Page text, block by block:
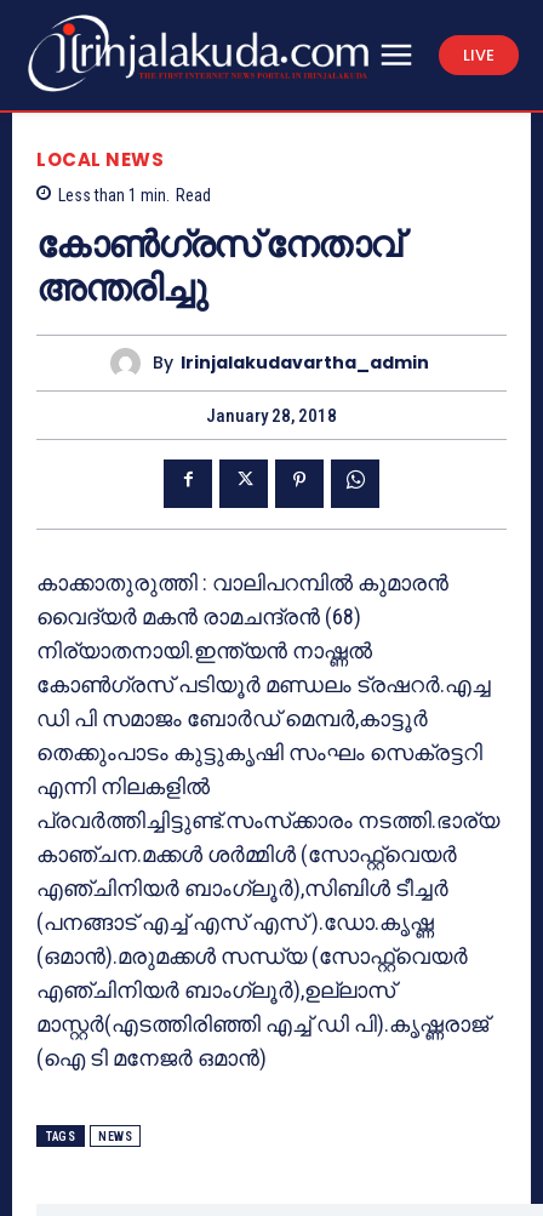
LIVE
LOCAL NEWS
Less than 1 min. Read
കോണ്‍ഗ്രസ് നേതാവ്
അന്തരിച്ചു
By Irinjalakudavartha_admin
January 28, 2018
കാക്കാതുരുത്തി : വാലിപറമ്പില്‍ കുമാരന്‍
വൈദ്യര്‍ മകന്‍ രാമചന്ദ്രന്‍ (68)
നിര്യാതനായി.ഇന്ത്യന്‍ നാഷ്ണല്‍
കോണ്‍ഗ്രസ് പടിയൂര്‍ മണ്ഡലം ട്രഷറര്‍.എച്ച
ഡി പി സമാജം ബോര്‍ഡ് മെമ്പര്‍,കാട്ടൂര്‍
തെക്കുംപാടം കുട്ടുകൃഷി സംഘം സെക്രട്ടറി
എന്നി നിലകളില്‍
പ്രവര്‍ത്തിച്ചിട്ടുണ്ട്.സംസ്‌ക്കാരം നടത്തി.ഭാര്യ
കാഞ്ചന.മക്കള്‍ ശര്‍മ്മിള്‍ (സോഫ്റ്റ്‌വെയര്‍
എഞ്ചിനിയര്‍ ബാംഗ്ലൂര്‍),സിബിള്‍ ടീച്ചര്‍
(പനങ്ങാട് എച്ച് എസ് എസ് ).ഡോ.കൃഷ്ണ
(ഒമാന്‍).മരുമക്കള്‍ സന്ധ്യ (സോഫ്റ്റ്‌വെയര്‍
എഞ്ചിനിയര്‍ ബാംഗ്ലൂര്‍),ഉല്ലാസ്
മാസ്റ്റര്‍(എടത്തിരിഞ്ഞി എച്ച് ഡി പി).കൃഷ്ണരാജ്
(ഐ ടി മനേജര്‍ ഒമാന്‍)
TAGS NEWS